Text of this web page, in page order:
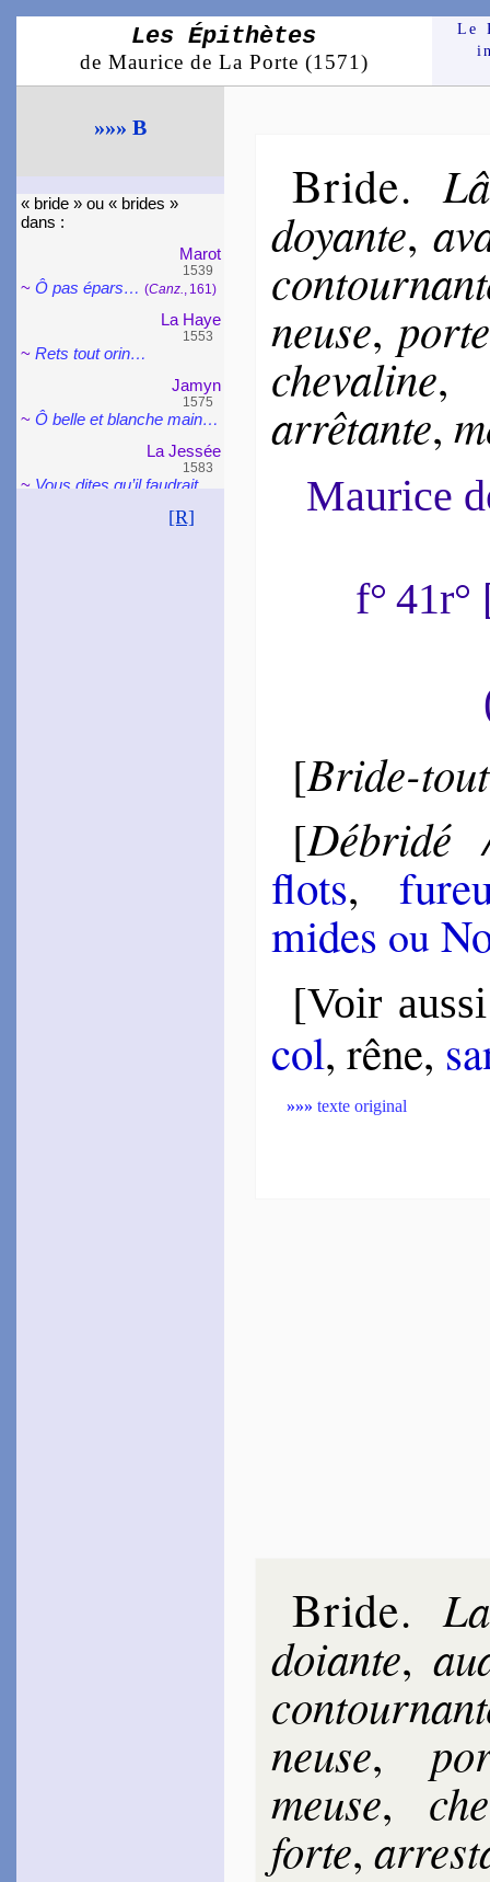
Les Épithètes
de Maurice de La Porte (1571)
Le
»»» B
« bride » ou « brides »
dans :
Marot
1539
~Ô pas épars… (Canz. , 161)
La Haye
1553
~Rets tout orin…
Jamyn
1575
~Ô belle et blanche main…
La Jessée
1583
~ Vous dites qu’il fau­drait…
Gar­nier
[R]
Bride.
doyante,
neuse,
che­va­line
arrê­tante,
Maurice
f°
[Bride-tout
[Débridé
flots,
mides ou
[Voir aussi
col, rêne,
»»» texte original
Bride.
doiante,
neuse,
meuse,
forte,